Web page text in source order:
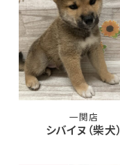
一関店
シバイヌ（柴犬）